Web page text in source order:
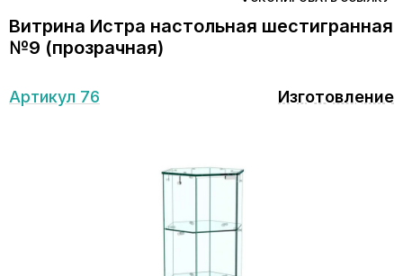
Витрина Истра настольная шестигранная
№9 (прозрачная)
Артикул 76 Изготовление